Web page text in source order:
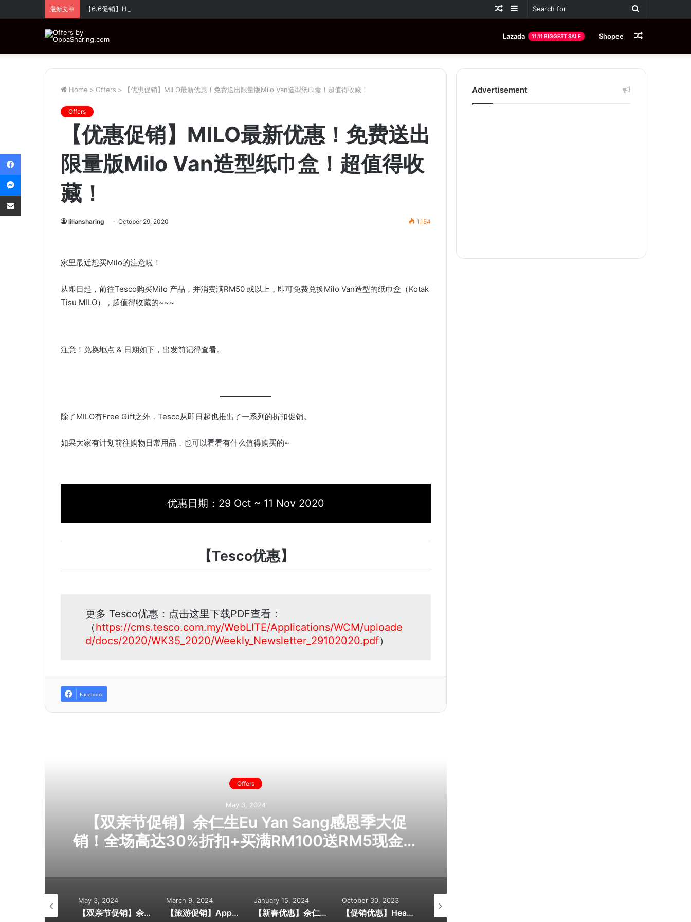
最新文章 【6.6促销】Huawei 超值优惠！全场折扣高达RM1,000！购买指定商品还有免费赠品！
Search
Sidebar
Random
Lazada 11.11 BIGGEST SALE Shopee Random
Home > Offers > 【优惠促销】MILO最新优惠！免费送出限量版Milo Van造型纸巾盒！超值得收藏！
Offers
【优惠促销】MILO最新优惠！免费送出
限量版Milo Van造型纸巾盒！超值得收
藏！
liliansharing October 29, 2020 1,154
家里最近想买Milo的注意啦！
从即日起，前往Tesco购买Milo 产品，并消费满RM50 或以上，即可免费兑换Milo Van造型的纸巾盒（Kotak
Tisu MILO），超值得收藏的~~~
注意！兑换地点 & 日期如下，出发前记得查看。
除了MILO有Free Gift之外，Tesco从即日起也推出了一系列的折扣促销。
如果大家有计划前往购物日常用品，也可以看看有什么值得购买的~
优惠日期：29 Oct ~ 11 Nov 2020
【Tesco优惠】
更多 Tesco优惠：点击这里下载PDF查看：
（https://cms.tesco.com.my/WebLITE/Applications/WCM/uploade
d/docs/2020/WK35_2020/Weekly_Newsletter_29102020.pdf）
Facebook
Offers
May 3, 2024
【双亲节促销】余仁生Eu Yan Sang感恩季大促
销！全场高达30%折扣+买满RM100送RM5现金券
在日常，送余仁生健康礼给父母吧！
May 3, 2024
【双亲节促销】余仁生Eu Yan Sang感恩季大促销！全场高达30%折扣+买满RM100送RM5现金券+PWP超值加购券！会员累积双倍积分！感恩季·爱在日常，送余仁生健康礼给父母吧！
March 9, 2024
【旅游促销】Apple Vacations超值旅游配套! 每对折扣高达RM4,000！北海道包机买10送1！位子有限！
January 15, 2024
【新春优惠】余仁生Eu Yan Sang 2024年新年大促销！送礼首选推荐全在这里！带一份余仁生，一份感恩的心，祥龍獻瑞 幸福年！
October 30, 2023
【促销优惠】Health Lane Family Pharmacy 连续4天惊喜促销！缓解关节疼痛与不适的好物推荐！买一送一/第二样@RM1等你抢购！全马180多家分行都享有优惠！[Date:2 ~ 5 NOV 2023]
Advertisement
Facebook
Messenger
Share via Email